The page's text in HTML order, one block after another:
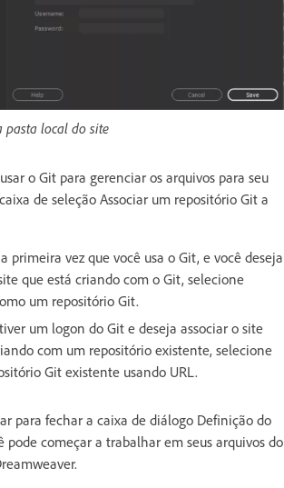
local do site
o Git para gerenciar os arquivos para seu
de seleção Associar um repositório Git a
primeira vez que você usa o Git, e você deseja
que está criando com o Git, selecione
um repositório Git.
um logon do Git e deseja associar o site
com um repositório existente, selecione
Git existente usando URL.
para fechar a caixa de diálogo Definição do
pode começar a trabalhar em seus arquivos do